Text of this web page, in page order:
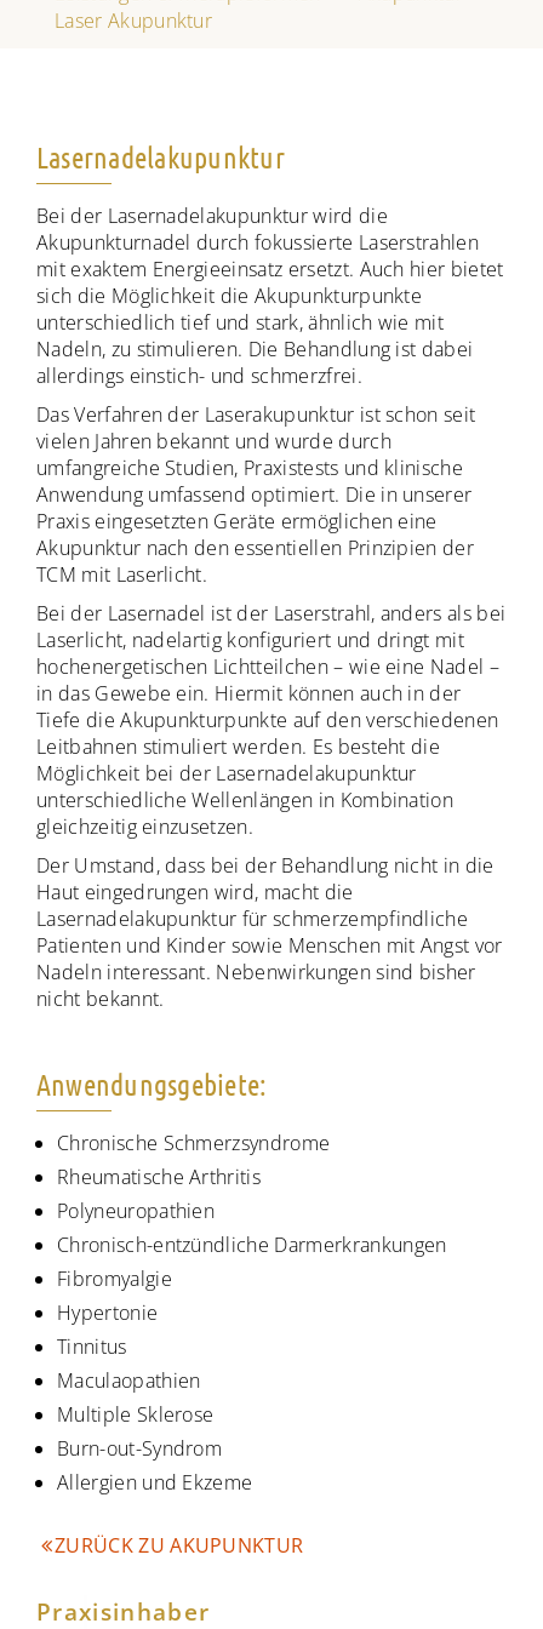
Laser Akupunktur
Lasernadelakupunktur
Bei der Lasernadelakupunktur wird die
Akupunkturnadel durch fokussierte Laserstrahlen
mit exaktem Energieeinsatz ersetzt. Auch hier bietet
sich die Möglichkeit die Akupunkturpunkte
unterschiedlich tief und stark, ähnlich wie mit
Nadeln, zu stimulieren. Die Behandlung ist dabei
allerdings einstich- und schmerzfrei.
Das Verfahren der Laserakupunktur ist schon seit
vielen Jahren bekannt und wurde durch
umfangreiche Studien, Praxistests und klinische
Anwendung umfassend optimiert. Die in unserer
Praxis eingesetzten Geräte ermöglichen eine
Akupunktur nach den essentiellen Prinzipien der
TCM mit Laserlicht.
Bei der Lasernadel ist der Laserstrahl, anders als bei
Laserlicht, nadelartig konfiguriert und dringt mit
hochenergetischen Lichtteilchen – wie eine Nadel –
in das Gewebe ein. Hiermit können auch in der
Tiefe die Akupunkturpunkte auf den verschiedenen
Leitbahnen stimuliert werden. Es besteht die
Möglichkeit bei der Lasernadelakupunktur
unterschiedliche Wellenlängen in Kombination
gleichzeitig einzusetzen.
Der Umstand, dass bei der Behandlung nicht in die
Haut eingedrungen wird, macht die
Lasernadelakupunktur für schmerzempfindliche
Patienten und Kinder sowie Menschen mit Angst vor
Nadeln interessant. Nebenwirkungen sind bisher
nicht bekannt.
Anwendungsgebiete:
Chronische Schmerzsyndrome
Rheumatische Arthritis
Polyneuropathien
Chronisch-entzündliche Darmerkrankungen
Fibromyalgie
Hypertonie
Tinnitus
Maculaopathien
Multiple Sklerose
Burn-out-Syndrom
Allergien und Ekzeme
ZURÜCK ZU AKUPUNKTUR
Praxisinhaber